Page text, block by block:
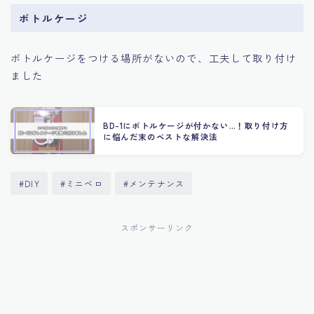
ボトルケージ
ボトルケージをつける場所がないので、工夫して取り付け
ました
BD-1にボトルケージが付かない…！取り付け方
に悩んだ末のベストな解決法
#DIY #ミニベロ #メンテナンス
スポンサーリンク